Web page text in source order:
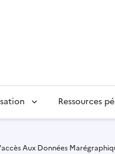
Ressources
Aux Données